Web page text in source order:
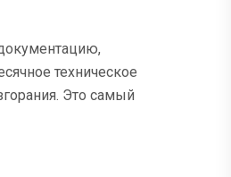
техническое
Это самый